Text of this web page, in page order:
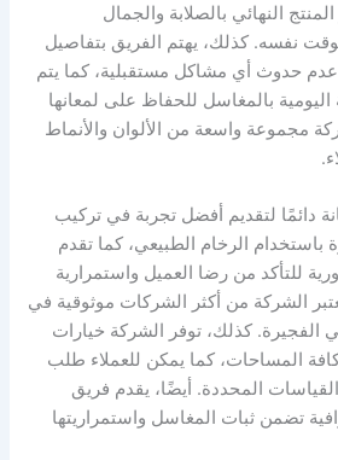
النهائي بالصلابة والجمال
نفسه. كذلك، يهتم الفريق بتفاصيل
عدم حدوث أي مشاكل مستقبلية، كما يتم
اليومية بالمغاسل للحفاظ على لمعانها
مجموعة واسعة من الألوان والأنماط
دائمًا لتقديم أفضل تجربة في تركيب
الرخام الطبيعي، كما تقدم
للتأكد من رضا العميل واستمرارية
الشركة من أكثر الشركات موثوقية في
الفجيرة. كذلك، توفر الشركة خيارات
المساحات، كما يمكن للعملاء طلب
المحددة. أيضًا، يقدم فريق
تضمن ثبات المغاسل واستمراريتها